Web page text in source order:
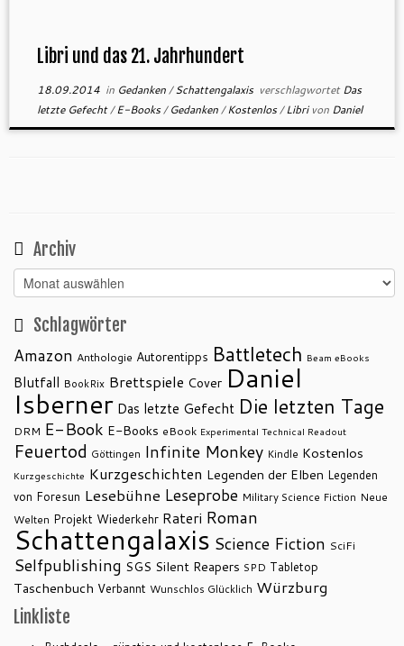
Libri und das 21. Jahrhundert
18.09.2014in Gedanken/Schattengalaxis verschlagwortetDas
letzte Gefecht/E-Books/Gedanken/Kostenlos/Libri von Daniel
Archiv
Archiv
Schlagwörter
Amazon Anthologie Autorentipps Battletech Beam eBooks
Blutfall BookRix Brettspiele Cover Daniel
Isberner Das letzte Gefecht Die letzten Tage
DRM E-Book E-Books eBook Experimental Technical Readout
Feuertod Göttingen Infinite Monkey Kindle Kostenlos
Kurzgeschichte Kurzgeschichten Legenden der Elben Legenden
von Foresun Lesebühne Leseprobe Military Science Fiction Neue
Welten Projekt Wiederkehr Rateri Roman
Schattengalaxis Science Fiction SciFi
Selfpublishing SGS Silent Reapers SPD Tabletop
Taschenbuch Verbannt Wunschlos Glücklich Würzburg
Linkliste